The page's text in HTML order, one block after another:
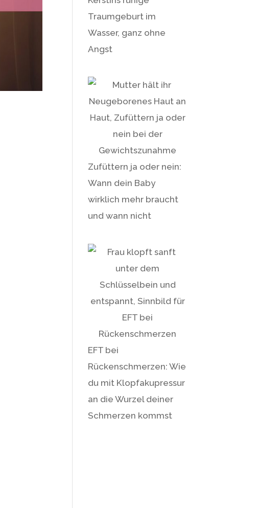
Traumgeburt im
Wasser, ganz ohne
Angst
Zufüttern ja oder nein:
Wann dein Baby
wirklich mehr braucht
und wann nicht
EFT bei
Rückenschmerzen: Wie
du mit Klopfakupressur
an die Wurzel deiner
Schmerzen kommst